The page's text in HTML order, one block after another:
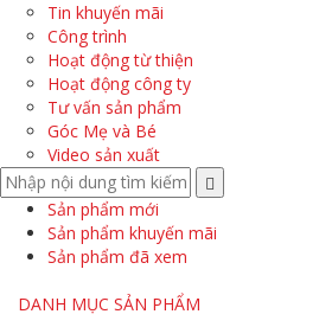
Tin khuyến mãi
Công trình
Hoạt động từ thiện
Hoạt động công ty
Tư vấn sản phẩm
Góc Mẹ và Bé
Video sản xuất
Sản phẩm mới
Sản phẩm khuyến mãi
Sản phẩm đã xem
DANH MỤC SẢN PHẨM